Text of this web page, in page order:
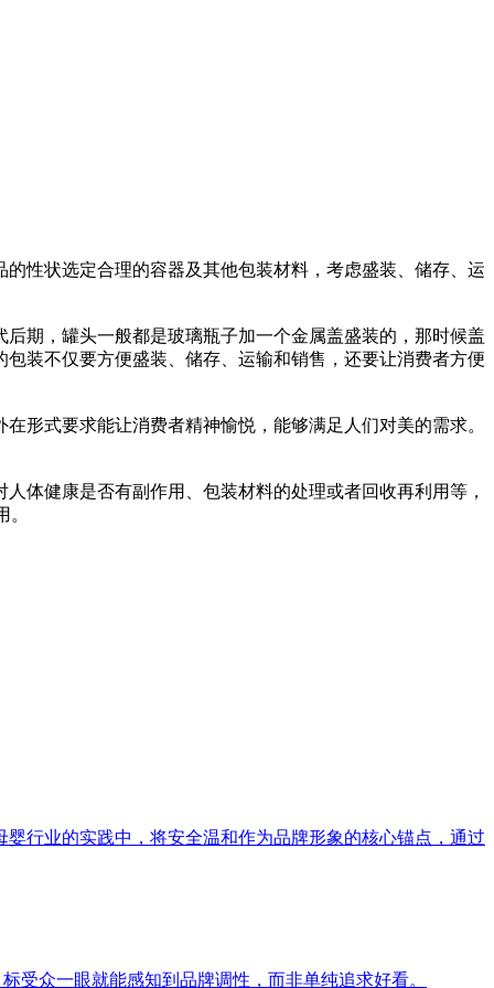
性状选定合理的容器及其他包装材料，考虑盛装、储存、运
期，罐头一般都是玻璃瓶子加一个金属盖盛装的，那时候盖
装不仅要方便盛装、储存、运输和销售，还要让消费者方便
形式要求能让消费者精神愉悦，能够满足人们对美的需求。
体健康是否有副作用、包装材料的处理或者回收再利用等，
行业的实践中，将安全温和作为品牌形象的核心锚点，通过
众一眼就能感知到品牌调性，而非单纯追求好看。